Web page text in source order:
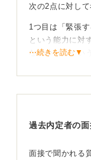
次の2点に対し
1つ目は「緊張
という能力に対
なのかな」とい
が影響している
⋯続きを読む▼
過去内定者の
面接で聞かれる